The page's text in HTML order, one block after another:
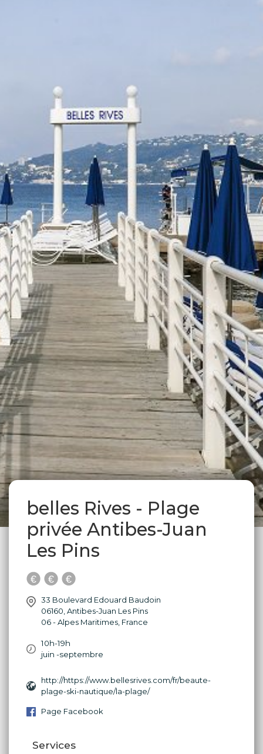
belles Rives - Plage
privée Antibes-Juan
Les Pins
33 Boulevard Edouard Baudoin
06160,Antibes-Juan Les Pins
06 - Alpes Maritimes, France
10h-19h
juin -septembre
http://https://www.bellesrives.com/fr/beaute-
plage-ski-nautique/la-plage/
Page Facebook
Services